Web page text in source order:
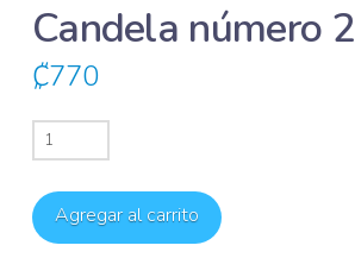
Candela número 2
₡770
Candela
2
cantidad
Agregar al carrito